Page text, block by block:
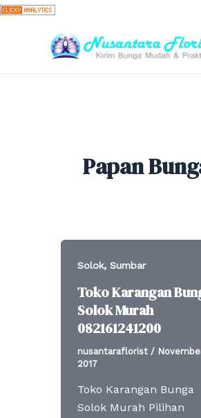
Skip
content
Papan
Solok, Sumbar
Toko Karangan
Solok Murah
082161241200
nusantaraflorist /
2017
Toko Karangan Bunga
Solok Murah Pilihan